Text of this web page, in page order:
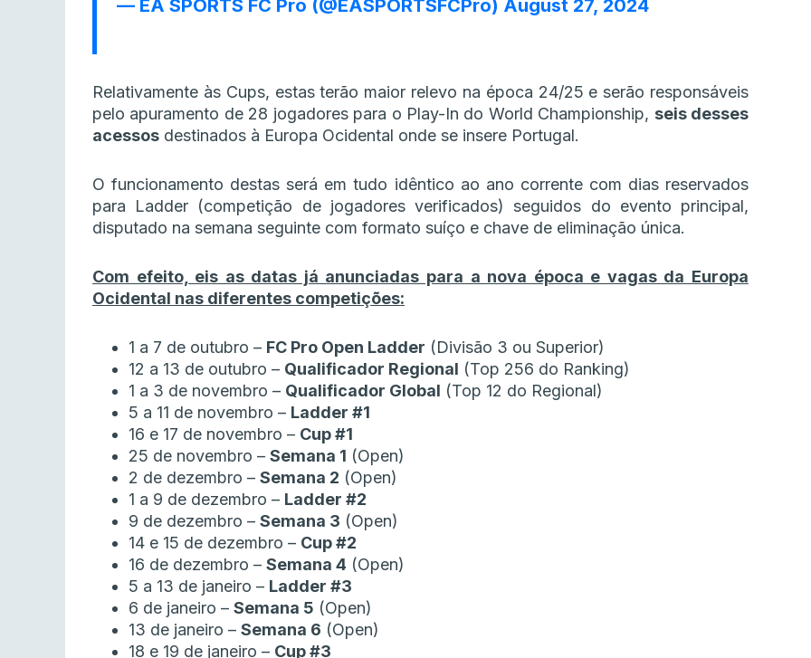
— EA SPORTS FC Pro (@EASPORTSFCPro) August 27, 2024
Relativamente às Cups, estas terão maior relevo na época 24/25 e serão responsáveis
pelo apuramento de 28 jogadores para o Play-In do World Championship, seis desses
acessos destinados à Europa Ocidental onde se insere Portugal.
O funcionamento destas será em tudo idêntico ao ano corrente com dias reservados
para Ladder (competição de jogadores verificados) seguidos do evento principal,
disputado na semana seguinte com formato suíço e chave de eliminação única.
Com efeito, eis as datas já anunciadas para a nova época e vagas da Europa
Ocidental nas diferentes competições:
1 a 7 de outubro – FC Pro Open Ladder (Divisão 3 ou Superior)
12 a 13 de outubro – Qualificador Regional (Top 256 do Ranking)
1 a 3 de novembro – Qualificador Global (Top 12 do Regional)
5 a 11 de novembro – Ladder #1
16 e 17 de novembro – Cup #1
25 de novembro – Semana 1 (Open)
2 de dezembro – Semana 2 (Open)
1 a 9 de dezembro – Ladder #2
9 de dezembro – Semana 3 (Open)
14 e 15 de dezembro – Cup #2
16 de dezembro – Semana 4 (Open)
5 a 13 de janeiro – Ladder #3
6 de janeiro – Semana 5 (Open)
13 de janeiro – Semana 6 (Open)
18 e 19 de janeiro – Cup #3